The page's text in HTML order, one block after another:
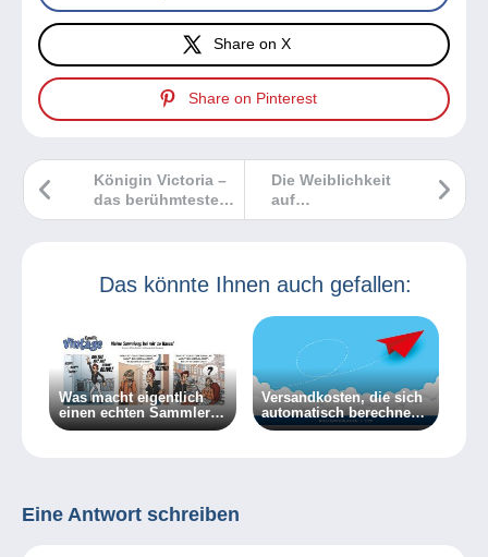
Share on X
Share on Pinterest
Die Weiblichkeit
auf
Ansichtskarten
Königin Victoria –
das berühmteste
Bildnis auf
Das könnte Ihnen auch gefallen:
Was macht eigentlich
einen echten Sammler
aus?
Versandkosten, die sich
automatisch berechnen
lassen?
Eine Antwort schreiben